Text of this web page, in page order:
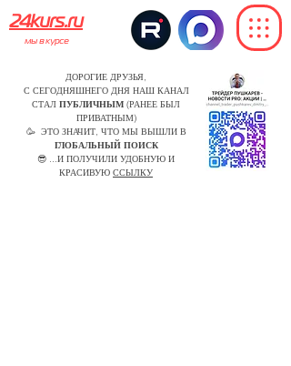
24kurs.ru
мы в курсе
ДОРОГИЕ ДРУЗЬЯ,
С СЕГОДНЯШНЕГО ДНЯ НАШ КАНАЛ
СТАЛ ПУБЛИЧНЫМ (РАНЕЕ БЫЛ
ПРИВАТНЫМ)
🥳 ЭТО ЗНАЧИТ, ЧТО МЫ ВЫШЛИ В
ГЛОБАЛЬНЫЙ ПОИСК
😎 ...И ПОЛУЧИЛИ УДОБНУЮ И
КРАСИВУЮ ССЫЛКУ